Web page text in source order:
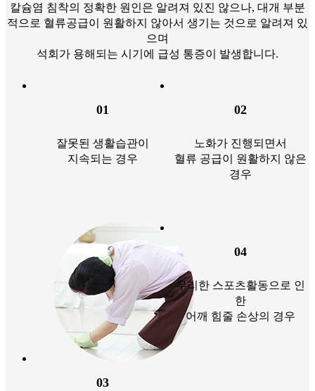
칼슘염 침착의 정확한 원인은 알려져 있진 않으나, 대개 부분
적으로 혈류공급이 원활하지 않아서 생기는 것으로 알려져 있
으며
석회가 용해되는 시기에 급성 통증이 발생합니다.
01
잘못된 생활습관이
지속되는 경우
02
노화가 진행되면서
혈류 공급이 원활하지 않은
경우
03
04
무리한 스포츠활동으로 인
한
어깨 힘줄 손상의 경우